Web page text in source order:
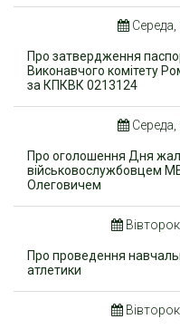
Про затвердження
Виконавчого комітету
за КПКВК 0213124
Про оголошення Дня
військовослужбовцем
Олеговичем
Про проведення
атлетики